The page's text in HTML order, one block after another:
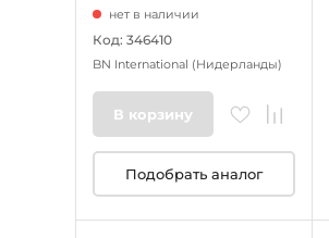
нет в наличии
Код: 346410
BN International (Нидерланды)
В корзину
Подобрать аналог